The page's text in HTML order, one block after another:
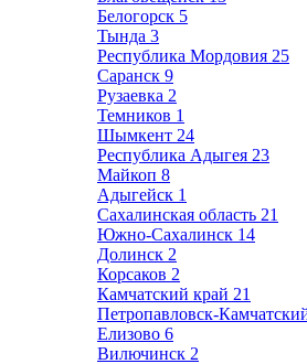
Белогорск 5
Тында 3
Республика Мордовия 25
Саранск 9
Рузаевка 2
Темников 1
Шымкент 24
Республика Адыгея 23
Майкоп 8
Адыгейск 1
Сахалинская область 21
Южно-Сахалинск 14
Долинск 2
Корсаков 2
Камчатский край 21
Петропавловск-
Елизово 6
Вилючинск 2